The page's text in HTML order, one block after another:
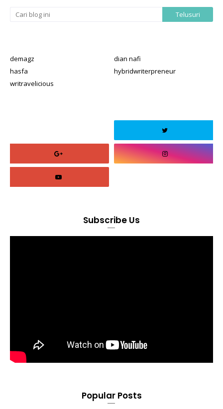
demagz
dian nafi
hasfa
hybridwriterpreneur
writravelicious
Subscribe Us
Popular Posts